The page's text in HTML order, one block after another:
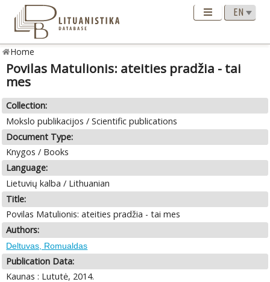
Home
Povilas Matulionis: ateities pradžia - tai
mes
Collection:
Mokslo publikacijos / Scientific publications
Document Type:
Knygos / Books
Language:
Lietuvių kalba / Lithuanian
Title:
Povilas Matulionis: ateities pradžia - tai mes
Authors:
Deltuvas, Romualdas
Publication Data:
Kaunas : Lututė, 2014.